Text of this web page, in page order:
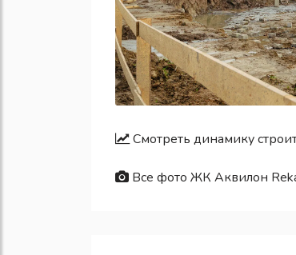
Смотреть динамику
Все фото ЖК Аквилон